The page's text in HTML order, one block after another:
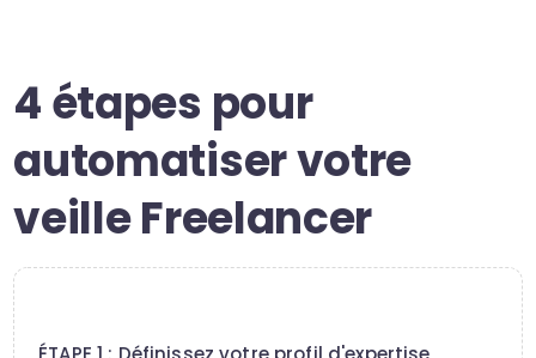
4 étapes pour
automatiser votre
veille Freelancer